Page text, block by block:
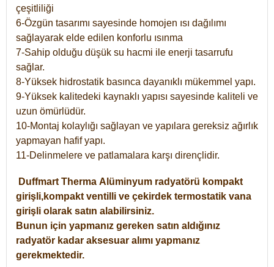
çeşitliliği
6-Özgün tasarımı sayesinde homojen ısı dağılımı
sağlayarak elde edilen konforlu ısınma
7-Sahip olduğu düşük su hacmi ile enerji tasarrufu
sağlar.
8-Yüksek hidrostatik basınca dayanıklı mükemmel yapı.
9-Yüksek kalitedeki kaynaklı yapısı sayesinde kaliteli ve
uzun ömürlüdür.
10-Montaj kolaylığı sağlayan ve yapılara gereksiz ağırlık
yapmayan hafif yapı.
11-Delinmelere ve patlamalara karşı dirençlidir.
Duffmart Therma Alüminyum radyatörü kompakt
girişli,kompakt ventilli ve çekirdek termostatik vana
girişli olarak satın alabilirsiniz.
Bunun için yapmanız gereken satın aldığınız
radyatör kadar aksesuar alımı yapmanız
gerekmektedir.